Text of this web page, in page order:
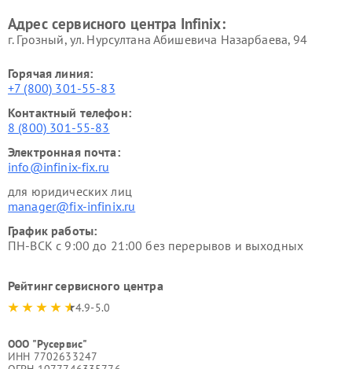
Адрес сервисного центра Infinix:
г. Грозный, ул. Нурсултана Абишевича Назарбаева, 94
Горячая линия:
+7 (800) 301-55-83
Контактный телефон:
8 (800) 301-55-83
Электронная почта:
info@infinix-fix.ru
для юридических лиц
manager@fix-infinix.ru
График работы:
ПН-ВСК с 9:00 до 21:00 без перерывов и выходных
Рейтинг сервисного центра
4.9-5.0
ООО "Русервис"
ИНН 7702633247